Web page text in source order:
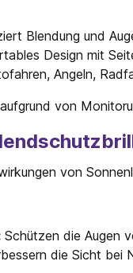
Blendung und
Design mit
Angeln,
von
von
Schützen die Augen
die Sicht bei